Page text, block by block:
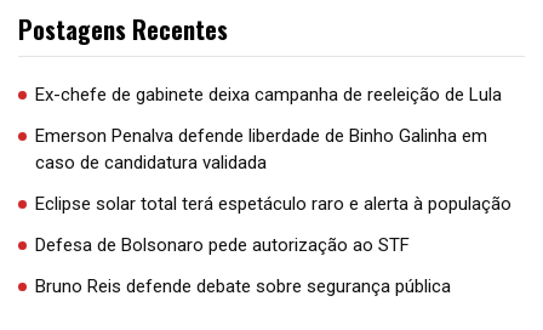
Postagens Recentes
Ex-chefe de gabinete deixa campanha de reeleição de Lula
Emerson Penalva defende liberdade de Binho Galinha em
caso de candidatura validada
Eclipse solar total terá espetáculo raro e alerta à população
Defesa de Bolsonaro pede autorização ao STF
Bruno Reis defende debate sobre segurança pública